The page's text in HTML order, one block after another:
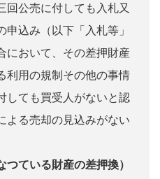
公売に付しても入札又
込み（以下「入札等」
において、その差押財産
利用の規制その他の事情
しても買受人がないと認
よる売却の見込みがない
つている財産の差押換）